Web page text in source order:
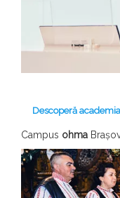
Descoperă
Campus ohma